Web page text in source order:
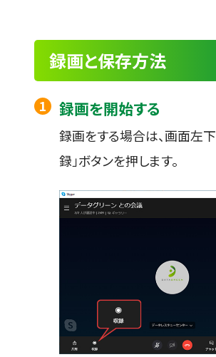
録画と保存方法
録画を開始する
録画をする場合は、画面左
録」ボタンを押します。